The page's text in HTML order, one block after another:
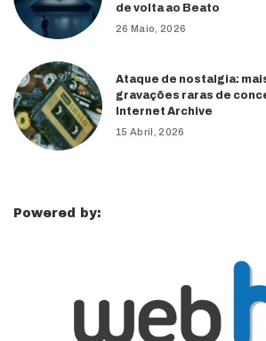
de volta ao Beato
26 Maio, 2026
Ataque de nostalgia:
gravações raras de
Internet Archive
15 Abril, 2026
Powered by: